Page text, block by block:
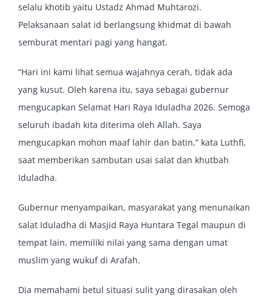
selalu khotib yaitu Ustadz Ahmad Muhtarozi.
Pelaksanaan salat id berlangsung khidmat di bawah
semburat mentari pagi yang hangat.
“Hari ini kami lihat semua wajahnya cerah, tidak ada
yang kusut. Oleh karena itu, saya sebagai gubernur
mengucapkan Selamat Hari Raya Iduladha 2026. Semoga
seluruh ibadah kita diterima oleh Allah. Saya
mengucapkan mohon maaf lahir dan batin,” kata Luthfi,
saat memberikan sambutan usai salat dan khutbah
Iduladha.
Gubernur menyampaikan, masyarakat yang menunaikan
salat Iduladha di Masjid Raya Huntara Tegal maupun di
tempat lain, memiliki nilai yang sama dengan umat
muslim yang wukuf di Arafah.
Dia memahami betul situasi sulit yang dirasakan oleh